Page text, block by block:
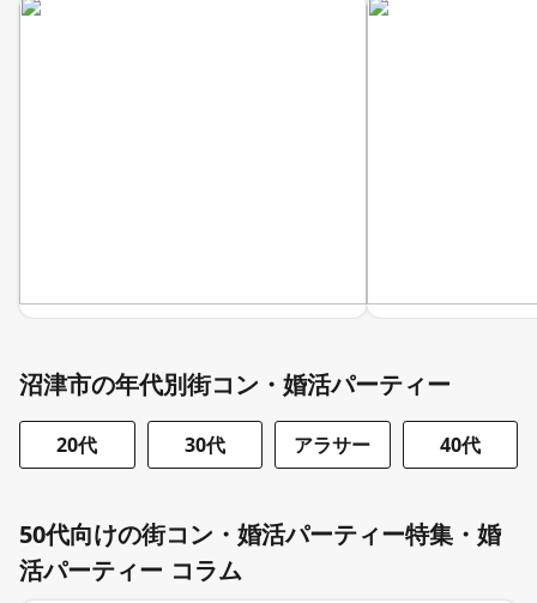
沼津市の年代別街コン・婚活パーティー
20代 30代 アラサー 40代
50代向けの街コン・婚活パーティー特集・婚
活パーティー コラム